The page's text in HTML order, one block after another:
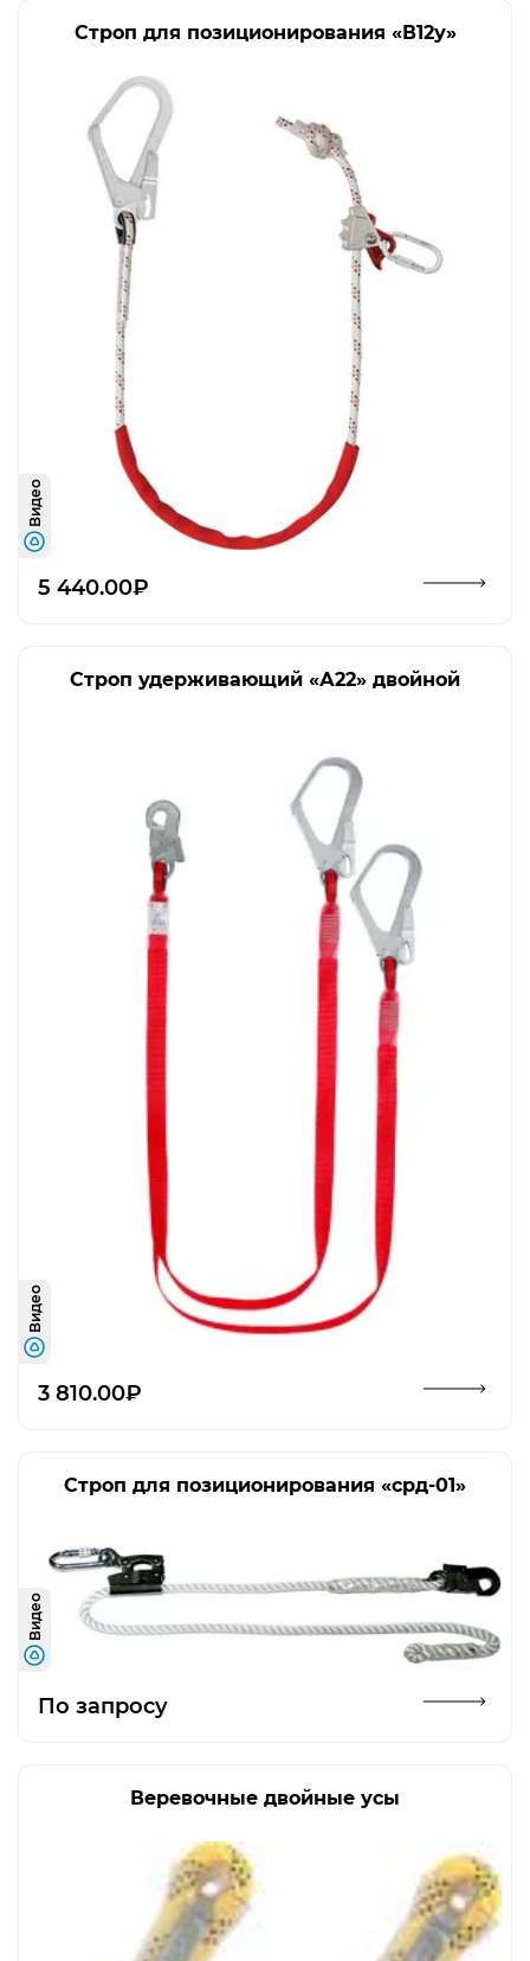
Строп для позиционирования «В12у»
Видео
5 440.00₽
Строп удерживающий «А22» двойной
Видео
3 810.00₽
Строп для позиционирования «срд-01»
Видео
По запросу
Веревочные двойные усы